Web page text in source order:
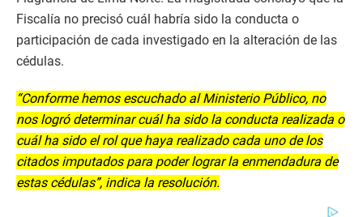
Fiscalía no precisó cuál habría sido la conducta o
participación de cada investigado en la alteración de las
cédulas.
“Conforme hemos escuchado al Ministerio Público, no
nos logró determinar cuál ha sido la conducta realizada o
cuál ha sido el rol que haya realizado cada uno de los
citados imputados para poder lograr la enmendadura de
estas cédulas”, indica la resolución.